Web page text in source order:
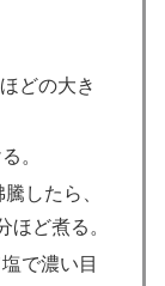
どの大き
。
したら、
ほど煮る。
で濃い目